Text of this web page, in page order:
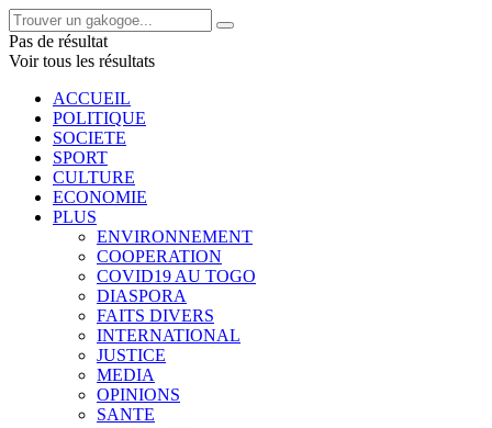
Pas de résultat
Voir tous les résultats
ACCUEIL
POLITIQUE
SOCIETE
SPORT
CULTURE
ECONOMIE
PLUS
ENVIRONNEMENT
COOPERATION
COVID19 AU TOGO
DIASPORA
FAITS DIVERS
INTERNATIONAL
JUSTICE
MEDIA
OPINIONS
SANTE